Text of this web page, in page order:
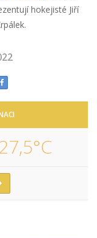
hokejisté Jiří
27,5°C